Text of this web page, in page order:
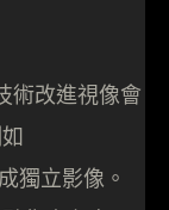
術改進視像會
獨立影像。